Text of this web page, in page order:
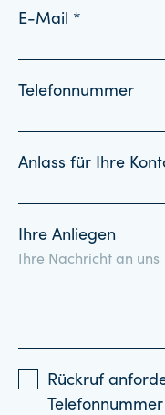
E-Mail *
Telefonnummer
Anlass für Ihre
Ihre Anliegen
Rückruf